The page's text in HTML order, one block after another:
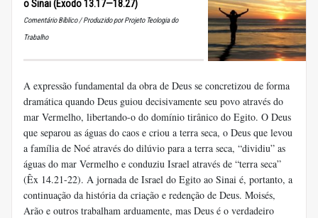
o Sinai (Êxodo 13.17—18.27)
Comentário Bíblico / Produzido por Projeto Teologia do
Trabalho
A expressão fundamental da obra de Deus se concretizou de forma
dramática quando Deus guiou decisivamente seu povo através do
mar Vermelho, libertando-o do domínio tirânico do Egito. O Deus
que separou as águas do caos e criou a terra seca, o Deus que levou
a família de Noé através do dilúvio para a terra seca, “dividiu” as
águas do mar Vermelho e conduziu Israel através de “terra seca”
(Êx 14.21-22). A jornada de Israel do Egito ao Sinai é, portanto, a
continuação da história da criação e redenção de Deus. Moisés,
Arão e outros trabalham arduamente, mas Deus é o verdadeiro